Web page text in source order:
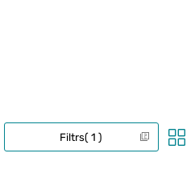
Filtrs 1